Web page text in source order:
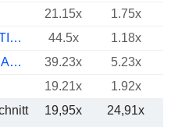
21.15x
1.75x
TAKEDA PHARMACEUTICAL COMPANY LIMITED
44.5x 1.18x
JIANGSU HENGRUI PHARMACEUTICALS CO.,LTD
39.23x
5.23x
19.21x
1.92x
19,95x
24,91x